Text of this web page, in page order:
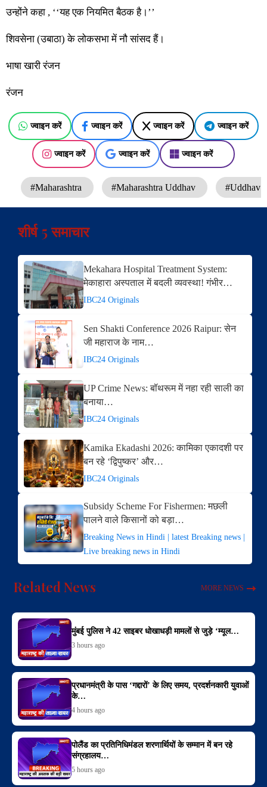
उन्होंने कहा , ‘‘यह एक नियमित बैठक है।’’
शिवसेना (उबाठा) के लोकसभा में नौ सांसद हैं।
भाषा खारी रंजन
रंजन
ज्वाइन करें ज्वाइन करें ज्वाइन करें ज्वाइन करें
ज्वाइन करें ज्वाइन करें ज्वाइन करें
#Maharashtra #Maharashtra Uddhav #Uddhav
शीर्ष 5 समाचार
Mekahara Hospital Treatment System:
मेकाहारा अस्पताल में बदली व्यवस्था! गंभीर…
IBC24 Originals
Sen Shakti Conference 2026 Raipur: सेन
जी महाराज के नाम…
IBC24 Originals
UP Crime News: बॉथरूम में नहा रही साली का
बनाया…
IBC24 Originals
Kamika Ekadashi 2026: कामिका एकादशी पर
बन रहे ‘द्विपुष्कर’ और…
IBC24 Originals
Subsidy Scheme For Fishermen: मछली
पालने वाले किसानों को बड़ा…
Breaking News in Hindi | latest Breaking news |
Live breaking news in Hindi
Related News MORE NEWS
मुंबई पुलिस ने 42 साइबर धोखाधड़ी मामलों से जुड़े ‘म्यूल…
3 hours ago
प्रधानमंत्री के पास ‘गद्दारों’ के लिए समय, प्रदर्शनकारी युवाओं
के…
4 hours ago
पोलैंड का प्रतिनिधिमंडल शरणार्थियों के सम्मान में बन रहे
संग्रहालय…
5 hours ago